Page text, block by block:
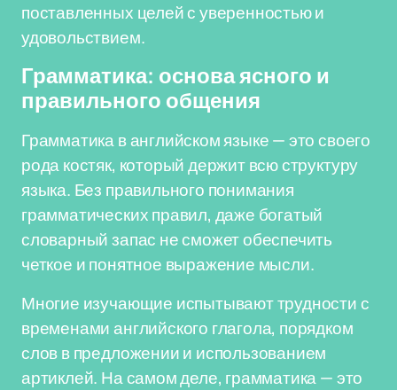
поставленных целей с уверенностью и
удовольствием.
Грамматика: основа ясного и
правильного общения
Грамматика в английском языке — это своего
рода костяк, который держит всю структуру
языка. Без правильного понимания
грамматических правил, даже богатый
словарный запас не сможет обеспечить
четкое и понятное выражение мысли.
Многие изучающие испытывают трудности с
временами английского глагола, порядком
слов в предложении и использованием
артиклей. На самом деле, грамматика — это